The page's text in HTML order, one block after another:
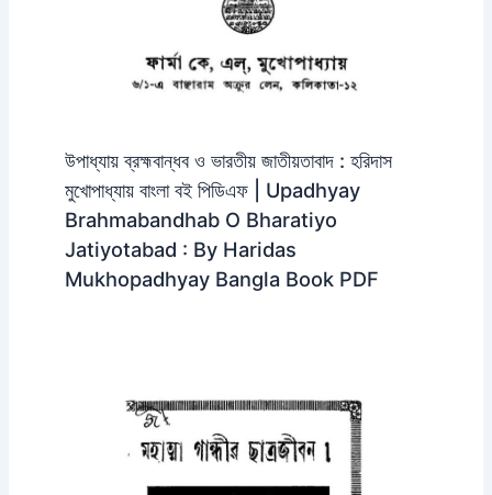
উপাধ্যায় ব্রহ্মবান্ধব ও ভারতীয় জাতীয়তাবাদ : হরিদাস
মুখোপাধ্যায় বাংলা বই পিডিএফ | Upadhyay
Brahmabandhab O Bharatiyo
Jatiyotabad : By Haridas
Mukhopadhyay Bangla Book PDF